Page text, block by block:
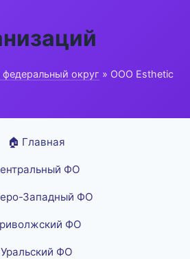
округ » ООО Esthetic
🏠 Главная
ФО
Западный ФО
ФО
Уральский ФО